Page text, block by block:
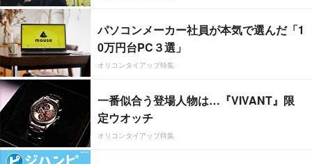
パソコンメーカー社員が本気で選んだ「1
0万円台PC３選」
オリコンタイアップ特集
一番似合う登場人物は…『VIVANT』限
定ウオッチ
オリコンタイアップ特集